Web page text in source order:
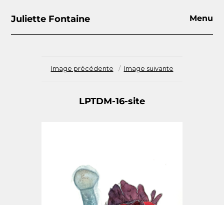
Juliette Fontaine Menu
Image précédente Image suivante
LPTDM-16-site